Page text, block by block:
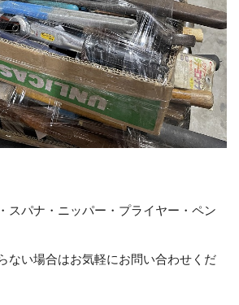
スパナ・ニッパー・プライヤー・ペン
ない場合はお気軽にお問い合わせくだ